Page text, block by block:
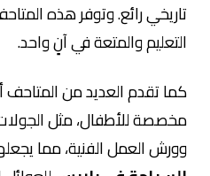
تاريخي رائع. وتوفر هذه
التعليم والمتعة في آنٍ واحد.
كما تقدم العديد من المتاحف
مخصصة للأطفال، مثل
وورش العمل الفنية، مما